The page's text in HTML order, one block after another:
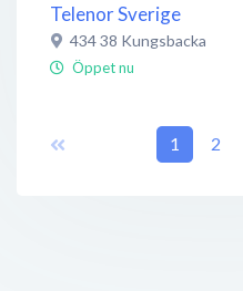
Telenor Sverige
434 38 Kungsbacka
Öppet nu
Kungsbacka
1 2